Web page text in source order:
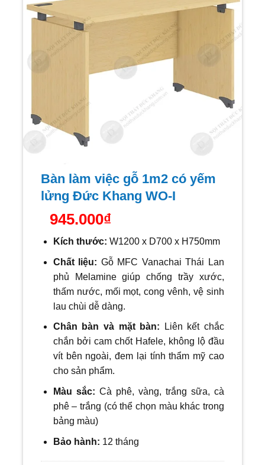
Bàn làm việc gỗ 1m2 có yếm
lửng Đức Khang WO-I
945.000₫
Kích thước: W1200 x D700 x H750mm
Chất liệu: Gỗ MFC Vanachai Thái Lan
phủ Melamine giúp chống trầy xước,
thấm nước, mối mọt, cong vênh, vệ sinh
lau chùi dễ dàng.
Chân bàn và mặt bàn: Liên kết chắc
chắn bởi cam chốt Hafele, không lộ đầu
vít bên ngoài, đem lại tính thẩm mỹ cao
cho sản phẩm.
Màu sắc: Cà phê, vàng, trắng sữa, cà
phê – trắng (có thể chọn màu khác trong
bảng màu)
Bảo hành: 12 tháng